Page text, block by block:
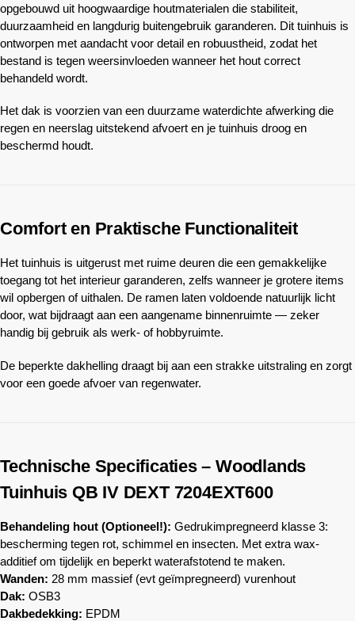
opgebouwd uit hoogwaardige houtmaterialen die stabiliteit,
duurzaamheid en langdurig buitengebruik garanderen. Dit tuinhuis is
ontworpen met aandacht voor detail en robuustheid, zodat het
bestand is tegen weersinvloeden wanneer het hout correct
behandeld wordt.
Het dak is voorzien van een duurzame waterdichte afwerking die
regen en neerslag uitstekend afvoert en je tuinhuis droog en
beschermd houdt.
Comfort en Praktische Functionaliteit
Het tuinhuis is uitgerust met ruime deuren die een gemakkelijke
toegang tot het interieur garanderen, zelfs wanneer je grotere items
wil opbergen of uithalen. De ramen laten voldoende natuurlijk licht
door, wat bijdraagt aan een aangename binnenruimte — zeker
handig bij gebruik als werk- of hobbyruimte.
De beperkte dakhelling draagt bij aan een strakke uitstraling en zorgt
voor een goede afvoer van regenwater.
Technische Specificaties –Woodlands
Tuinhuis QB IV DEXT 7204EXT600
Behandeling hout (Optioneel!): Gedrukimpregneerd klasse 3:
bescherming tegen rot, schimmel en insecten. Met extra wax-
additief om tijdelijk en beperkt waterafstotend te maken.
Wanden: 28 mm massief (evt geïmpregneerd) vurenhout
Dak: OSB3
Dakbedekking: EPDM